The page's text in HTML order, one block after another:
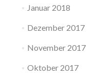
Januar 2018
Dezember 2017
November 2017
Oktober 2017